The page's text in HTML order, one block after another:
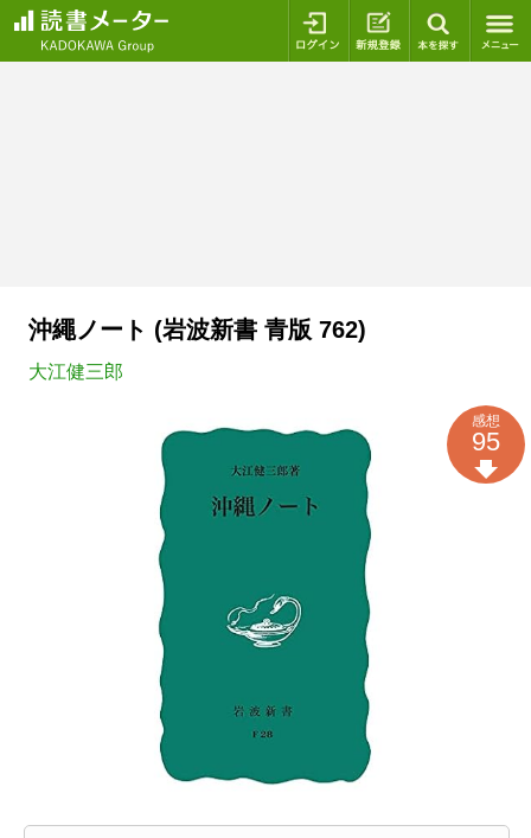
ログイン 新規登録
沖繩ノート (岩波新書 青版 762)
大江健三郎
感想
95